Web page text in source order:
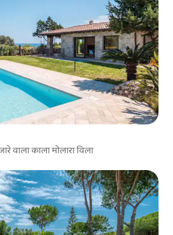
वाला काला मोलारा विला